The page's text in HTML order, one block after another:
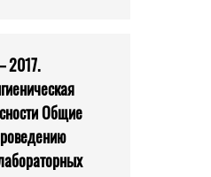
2017.
Общие